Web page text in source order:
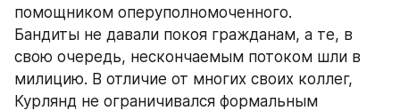
помощником оперуполномоченного.
Бандиты не давали покоя гражданам, а те, в
свою очередь, нескончаемым потоком шли в
милицию. В отличие от многих своих коллег,
Курлянд не ограничивался формальным